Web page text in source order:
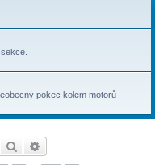
pokec kolem motorů
Hledat